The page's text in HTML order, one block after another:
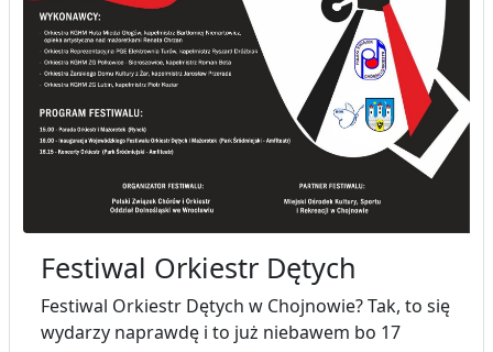
Festiwal Orkiestr Dętych
Festiwal Orkiestr Dętych w Chojnowie? Tak, to się
wydarzy naprawdę i to już niebawem bo 17